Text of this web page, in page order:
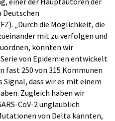
Deutschen
„Durch die Möglichkeit, die
mit zu verfolgen und
konnten wir
von Epidemien entwickelt
fast 250 von 315 Kommunen
dass wir es mit einem
Zugleich haben wir
CoV-2 unglaublich
von Delta kannten,